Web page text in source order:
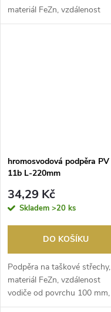
materiál FeZn, vzdálenost
vodiče od ...
hromosvodová podpěra PV
11b L-220mm
34,29 Kč
Skladem >20 ks
DO KOŠÍKU
Podpěra na taškové střechy,
materiál FeZn, vzdálenost
vodiče od povrchu 100 mm,
délka pásku 220 mm....